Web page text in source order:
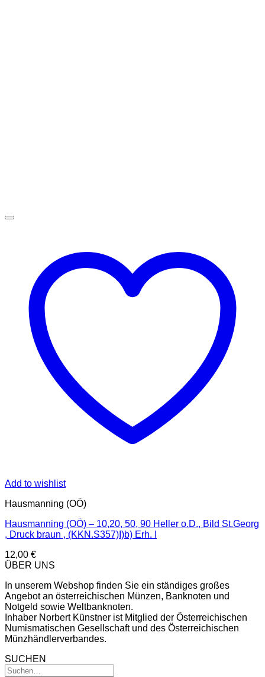
Add to wishlist
Hausmanning (OÖ)
Hausmanning (OÖ) – 10,20, 50, 90 Heller o.D., Bild St.Georg
, Druck braun , (KKN.S357)I)b) Erh. I
12,00 €
ÜBER UNS
In unserem Webshop finden Sie ein ständiges großes
Angebot an österreichischen Münzen, Banknoten und
Notgeld sowie Weltbanknoten.
Inhaber Norbert Künstner ist Mitglied der Österreichischen
Numismatischen Gesellschaft und des Österreichischen
Münzhändlerverbandes.
SUCHEN